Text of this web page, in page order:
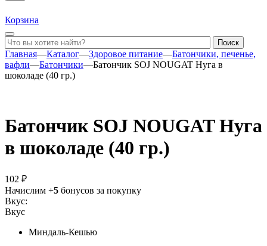
Корзина
Главная—Каталог—Здоровое питание—Батончики, печенье,
вафли—Батончики—Батончик SOJ NOUGAT Нуга в
шоколаде (40 гр.)
Батончик SOJ NOUGAT Нуга
в шоколаде (40 гр.)
102 ₽
Начислим +5 бонусов за покупку
Вкус:
Вкус
Миндаль-Кешью